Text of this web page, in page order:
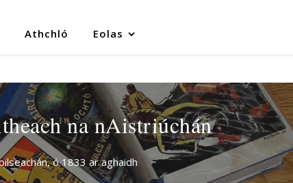
Athchló Eolas
na nAistriúchán
ó 1833 ar aghaidh